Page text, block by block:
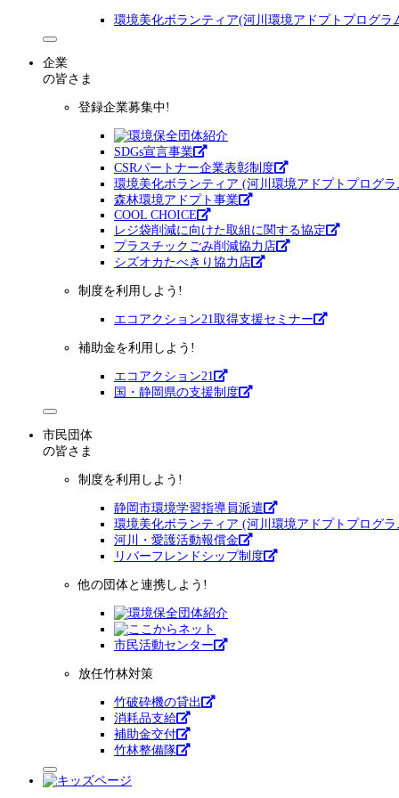
環境美化ボランティア(河川環境アドプトプログラ
企業
の皆さま
登録企業募集中!
SDGs宣言事業
CSRパートナー企業表彰制度
環境美化ボランティア (河川環境アドプトプログラ
森林環境アドプト事業
COOL CHOICE
レジ袋削減に向けた取組に関する協定
プラスチックごみ削減協力店
シズオカたべきり協力店
制度を利用しよう!
エコアクション21取得支援セミナー
補助金を利用しよう!
エコアクション21
国・静岡県の支援制度
市民団体
の皆さま
制度を利用しよう!
静岡市環境学習指導員派遣
環境美化ボランティア (河川環境アドプトプログラ
河川・愛護活動報償金
リバーフレンドシップ制度
他の団体と連携しよう!
市⺠活動センター
放任竹林対策
竹破砕機の貸出
消耗品支給
補助金交付
竹林整備隊